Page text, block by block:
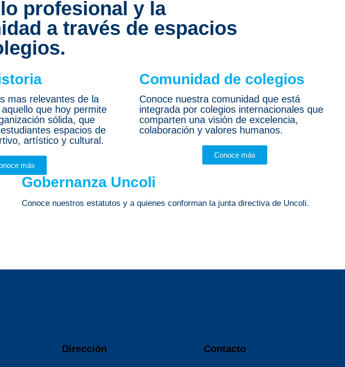
profesional y la
a través de espacios
mas relevantes de la
que hoy permite
sólida, que
espacios de
artístico y cultural.
más
Comunidad de colegios
Conoce nuestra comunidad que está
integrada por colegios internacionales que
comparten una visión de excelencia,
colaboración y valores humanos.
Conoce más
Gobernanza Uncoli
Conoce nuestros estatutos y a quienes conforman la junta directiva de Uncoli.
Dirección Contacto